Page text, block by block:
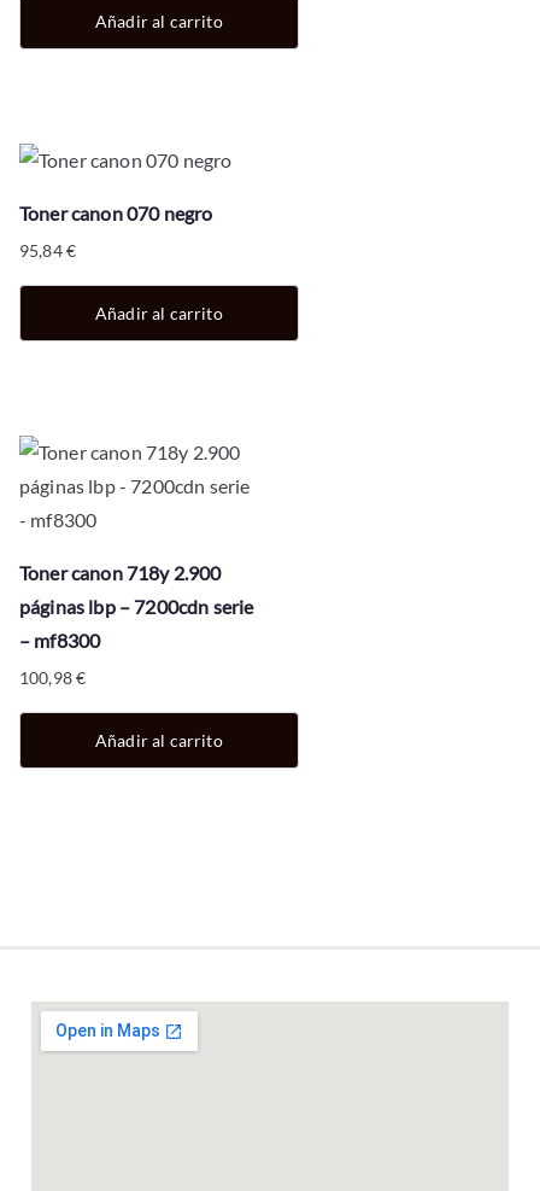
Añadir al carrito
Toner canon 070 negro
95,84€
Añadir al carrito
Toner canon 718y 2.900
páginas lbp – 7200cdn serie
– mf8300
100,98€
Añadir al carrito